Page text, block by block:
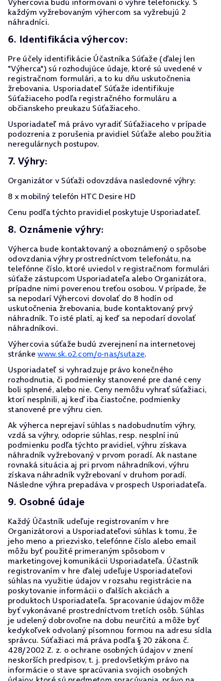
každým vyžrebovaným výhercom sa vyžrebujú 2
náhradníci.
6. Identifikácia výhercov:
Pre účely identifikácie Účastníka Súťaže (ďalej len
"Výherca") sú rozhodujúce údaje, ktoré sú uvedené v
registračnom formulári, a to ku dňu uskutočnenia
žrebovania. Usporiadateľ Súťaže identifikuje
Súťažiaceho podľa registračného formuláru a
občianskeho preukazu Súťažiaceho.
Usporiadateľ má právo vyradiť Súťažiaceho v prípade
podozrenia z porušenia pravidiel Súťaže alebo použitia
neregulárnych postupov.
7. Výhry:
Organizátor v Súťaži odovzdáva nasledovné výhry:
8 x mobilný telefón HTC Desire HD
Cenu podľa týchto pravidiel poskytuje Usporiadateľ.
8. Oznámenie výhry:
Výherca bude kontaktovaný a oboznámený o spôsobe
odovzdania výhry prostredníctvom telefonátu, na
telefónne číslo, ktoré uviedol v registračnom formulári
súťaže zástupcom Usporiadateľa alebo Organizátora,
prípadne nimi poverenou treťou osobou. V prípade, že
sa nepodarí Výhercovi dovolať do 8 hodín od
uskutočnenia žrebovania, bude kontaktovaný prvý
náhradník. To isté platí, aj keď sa nepodarí dovolať
náhradníkovi.
Výhercovia súťaže budú zverejnení na internetovej
stránkewww.sk.o2.com/o-nas/sutaze.
Usporiadateľ si vyhradzuje právo konečného
rozhodnutia, či podmienky stanovené pre dané ceny
boli splnené, alebo nie. Ceny nemôžu vyhrať súťažiaci,
ktorí nesplnili, aj keď iba čiastočne, podmienky
stanovené pre výhru cien.
Ak výherca neprejaví súhlas s nadobudnutím výhry,
vzdá sa výhry, odoprie súhlas, resp. nesplní inú
podmienku podľa týchto pravidiel, výhru získava
náhradník vyžrebovaný v prvom poradí. Ak nastane
rovnaká situácia aj pri prvom náhradníkovi, výhru
získava náhradník vyžrebovaní v druhom poradí.
Následne výhra prepadáva v prospech Usporiadateľa.
9. Osobné údaje
Každý Účastník udeľuje registrovaním v hre
Organizátorovi a Usporiadateľovi súhlas k tomu, že
jeho meno a priezvisko, telefónne číslo alebo email
môžu byť použité primeraným spôsobom v
marketingovej komunikácii Usporiadateľa. Účastník
registrovaním v hre ďalej udeľuje Usporiadateľovi
súhlas na využitie údajov v rozsahu registrácie na
poskytovanie informácii o ďalších akciách a
produktoch Usporiadateľa. Spracovanie údajov môže
byť vykonávané prostredníctvom tretích osôb. Súhlas
je udelený dobrovoľne na dobu neurčitú a môže byť
kedykoľvek odvolaný písomnou formou na adresu sídla
správcu. Súťažiaci má práva podľa § 20 zákona č.
428/2002 Z. z. o ochrane osobných údajov v znení
neskorších predpisov, t. j. predovšetkým právo na
informácie o stave spracúvania svojich osobných